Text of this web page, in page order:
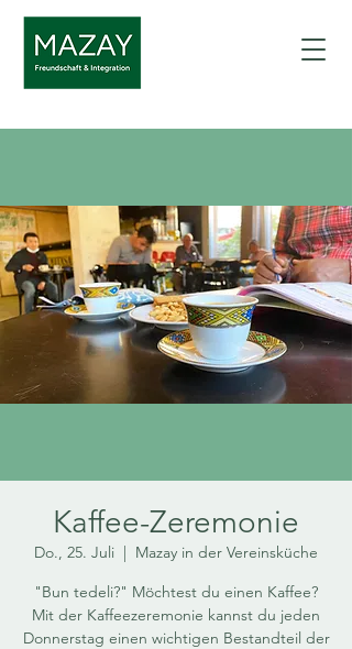
Kaffee-Zeremonie
Do., 25. Juli
  |
Mazay in der Vereinsküche
"Bun tedeli?" Möchtest du einen Kaffee?
Mit der Kaffeezeremonie kannst du jeden
Donnerstag einen wichtigen Bestandteil der